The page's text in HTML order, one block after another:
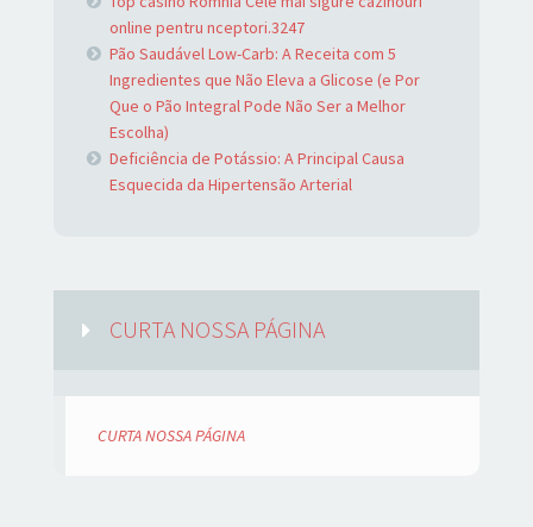
online pentru nceptori.3247
Pão Saudável Low-Carb: A Receita com 5
Ingredientes que Não Eleva a Glicose (e Por
Que o Pão Integral Pode Não Ser a Melhor
Escolha)
Deficiência de Potássio: A Principal Causa
Esquecida da Hipertensão Arterial
CURTA NOSSA PÁGINA
CURTA NOSSA PÁGINA